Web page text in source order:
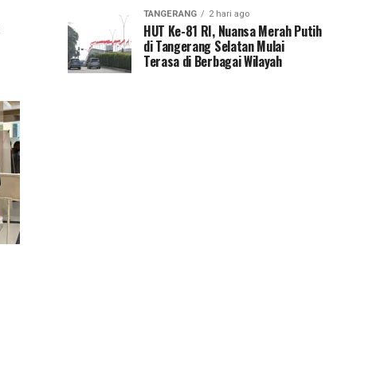
TANGERANG 2 hari ago
HUT Ke-81 RI, Nuansa Merah Putih
di Tangerang Selatan Mulai
Terasa di Berbagai Wilayah